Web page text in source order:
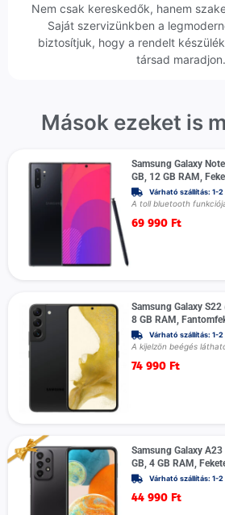
Nem csak kereskedők, hanem
Saját szervizünkben a
biztosítjuk, hogy a rendelt
társad maradjon.
Mások ezeket is
Samsung Galaxy
GB, 12 GB RAM,
Várható szállítás: 1-
A toll bluetooth
69 990 Ft
Samsung Galaxy
8 GB RAM,
Várható szállítás: 1-
A kijelzön beégés
74 990 Ft
Samsung Galaxy
GB, 4 GB RAM,
Várható szállítás: 1-
44 990 Ft